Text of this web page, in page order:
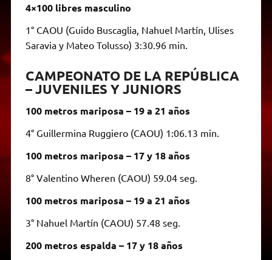
4×100 libres masculino
1° CAOU (Guido Buscaglia, Nahuel Martín, Ulises
Saravia y Mateo Tolusso) 3:30.96 min.
CAMPEONATO DE LA REPÚBLICA
– JUVENILES Y JUNIORS
100 metros mariposa – 19 a 21 años
4° Guillermina Ruggiero (CAOU) 1:06.13 min.
100 metros mariposa – 17 y 18 años
8° Valentino Wheren (CAOU) 59.04 seg.
100 metros mariposa – 19 a 21 años
3° Nahuel Martín (CAOU) 57.48 seg.
200 metros espalda – 17 y 18 años